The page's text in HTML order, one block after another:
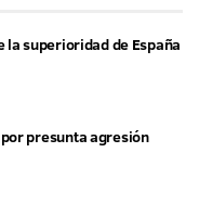
la superioridad de España
presunta agresión